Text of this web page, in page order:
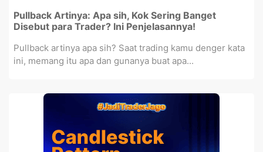
Pullback Artinya: Apa sih, Kok Sering Banget
Disebut para Trader? Ini Penjelasannya!
Pullback artinya apa sih? Saat trading kamu denger kata
ini, memang itu apa dan gunanya buat apa...